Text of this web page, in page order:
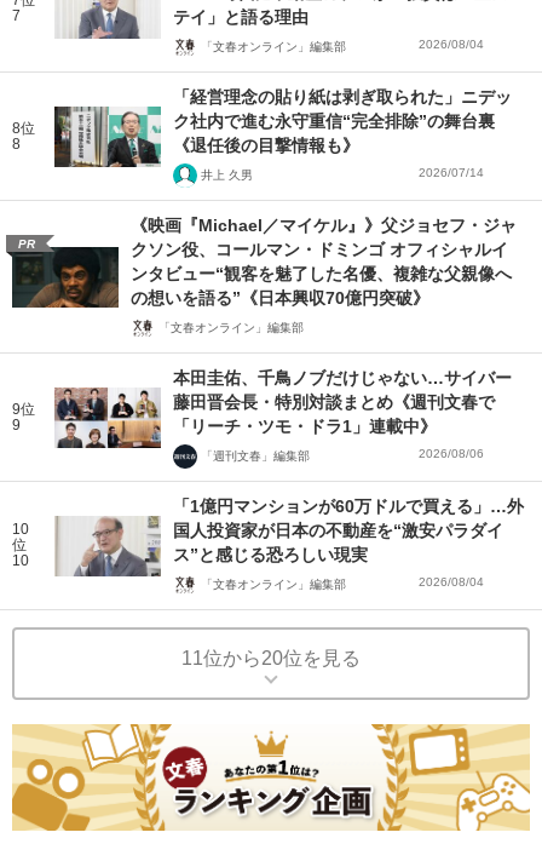
7
テイ」と語る理由
「文春オンライン」編集部 2026/08/04
8位
8
「経営理念の貼り紙は剥ぎ取られた」ニデッ
ク社内で進む永守重信“完全排除”の舞台裏
《退任後の目撃情報も》
井上 久男 2026/07/14
PR
《映画『Michael／マイケル』》父ジョセフ・ジャ
クソン役、コールマン・ドミンゴ オフィシャルイ
ンタビュー“観客を魅了した名優、複雑な父親像へ
の想いを語る”《日本興収70億円突破》
「文春オンライン」編集部
9位
9
本田圭佑、千鳥ノブだけじゃない…サイバー
藤田晋会長・特別対談まとめ《週刊文春で
「リーチ・ツモ・ドラ1」連載中》
「週刊文春」編集部 2026/08/06
10
位
10
「1億円マンションが60万ドルで買える」…外
国人投資家が日本の不動産を“激安パラダイ
ス”と感じる恐ろしい現実
「文春オンライン」編集部 2026/08/04
11位から20位を見る